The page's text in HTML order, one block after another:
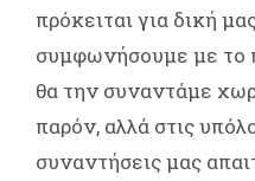
πρόκειται για δική
συμφωνήσουμε με το
θα την συναντάμε
παρόν, αλλά στις
συναντήσεις μας